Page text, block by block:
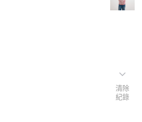
清除
紀錄